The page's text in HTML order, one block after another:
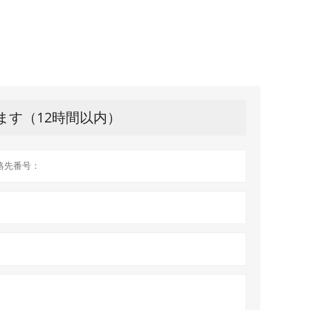
（12時間以内）